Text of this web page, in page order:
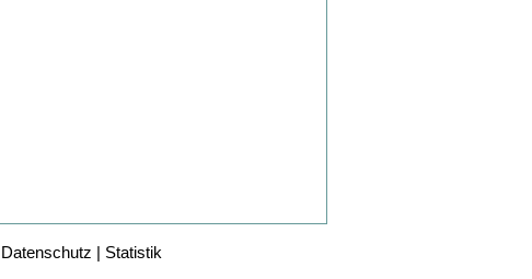
Datenschutz | Statistik